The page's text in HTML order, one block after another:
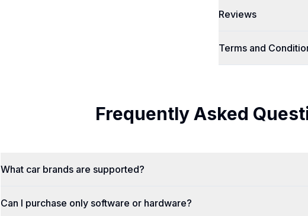
Reviews
Terms and
Frequently Asked
What car brands are supported?
Can I purchase only software or hardware?